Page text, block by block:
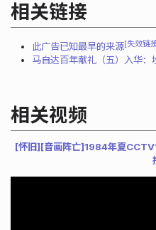
相关链接
此广告已知最早的来源 失效链
马自达百年献礼（五）入华：
相关视频
[怀旧][音画阵亡]1984年夏